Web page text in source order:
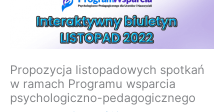
Propozycja listopadowych spotkań
w ramach Programu wsparcia
psychologiczno-pedagogicznego